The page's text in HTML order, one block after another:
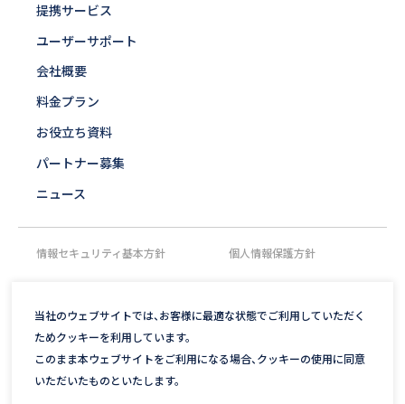
提携サービス
ユーザーサポート
会社概要
料金プラン
お役立ち資料
パートナー募集
ニュース
情報セキュリティ基本方針 個人情報保護方針
©2022 Interfactory,inc.
当社のウェブサイトでは、お客様に最適な状態でご利用していただく
ためクッキーを利用しています。
このまま本ウェブサイトをご利用になる場合、クッキーの使用に同意
いただいたものといたします。